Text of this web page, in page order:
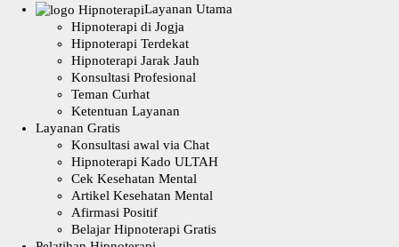
Layanan Utama
Hipnoterapi di Jogja
Hipnoterapi Terdekat
Hipnoterapi Jarak Jauh
Konsultasi Profesional
Teman Curhat
Ketentuan Layanan
Layanan Gratis
Konsultasi awal via Chat
Hipnoterapi Kado ULTAH
Cek Kesehatan Mental
Artikel Kesehatan Mental
Afirmasi Positif
Belajar Hipnoterapi Gratis